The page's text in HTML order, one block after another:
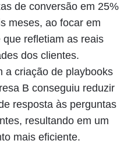
de conversão em 25%
meses, ao focar em
que refletiam as reais
dos clientes.
a criação de playbooks
B conseguiu reduzir
resposta às perguntas
resultando em um
mais eficiente.